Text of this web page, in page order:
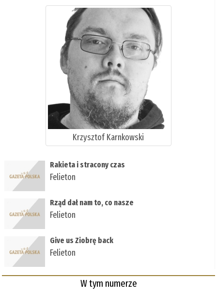
Krzysztof Karnkowski
Rakieta i stracony czas
Felieton
Rząd dał nam to, co nasze
Felieton
Give us Ziobrę back
Felieton
W tym numerze